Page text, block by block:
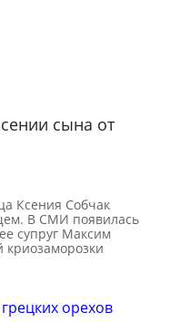
сына от
Ксения Собчак
В СМИ появилась
супруг Максим
криозаморозки